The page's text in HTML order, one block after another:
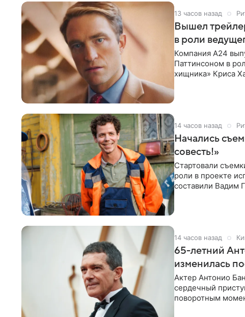
13 часов назад
Вышел
в роли
Компания A24
Паттинсоном в
хищника» Криса
14 часов назад
Начались
совесть!»
Стартовали
роли в проекте
составили Вадим
14 часов назад
65-летний
изменилась
Актер Антонио
сердечный
поворотным